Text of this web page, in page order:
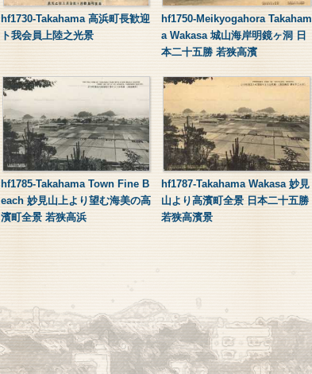
hf1730-Takahama 高浜町長歓迎
ト我会員上陸之光景
hf1750-Meikyogahora Takaham
a Wakasa 城山海岸明鏡ヶ洞 日
本二十五勝 若狭高濱
hf1785-Takahama Town Fine B
each 妙見山上より望む海美の高
濱町全景 若狭高浜
hf1787-Takahama Wakasa 妙見
山より高濱町全景 日本二十五勝
若狭高濱景